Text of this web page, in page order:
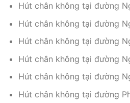
Hút chân không tại đường
Hút chân không tại đường
Hút chân không tại đường
Hút chân không tại đường
Hút chân không tại đường
Hút chân không tại đường